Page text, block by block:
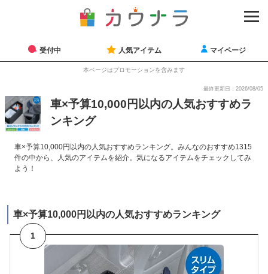
受付中 人気アイテム マイページ
本ページはプロモーションを含みます
最終更新日：2026/08/05
車×予算10,000円以内の人気おすすめラ
ンキング
車×予算10,000円以内の人気おすすめランキング。みんなのおすすめ1315
件の中から、人気のアイテムを紹介。気になるアイテムをチェックしてみ
よう！
車×予算10,000円以内の人気おすすめランキング
1